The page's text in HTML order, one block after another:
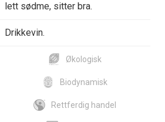
lett sødme, sitter bra.
Drikkevin.
Økologisk
Biodynamisk
Rettferdig handel